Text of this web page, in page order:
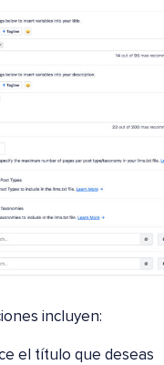
incluyen:
el título que deseas